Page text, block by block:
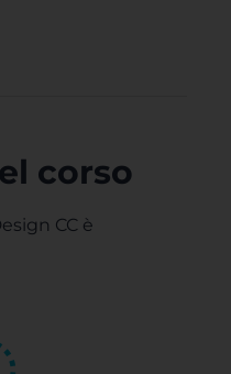
corso
CC è